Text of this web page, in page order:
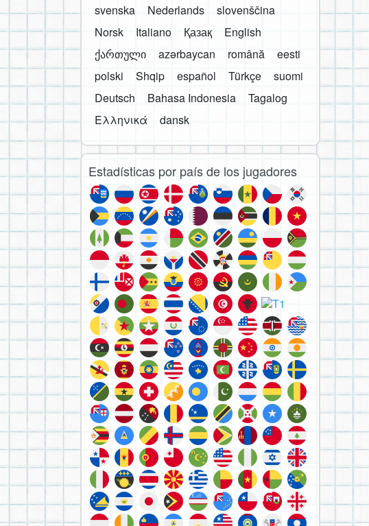
svenska
Nederlands
slovenščina
Norsk
Italiano Қазақ
English
ქართული
azərbaycan română
eesti
polski
Shqip español Türkçe
suomi
Deutsch
Bahasa Indonesia
Tagalog
Ελληνικά
dansk
Estadísticas por país de los jugadores